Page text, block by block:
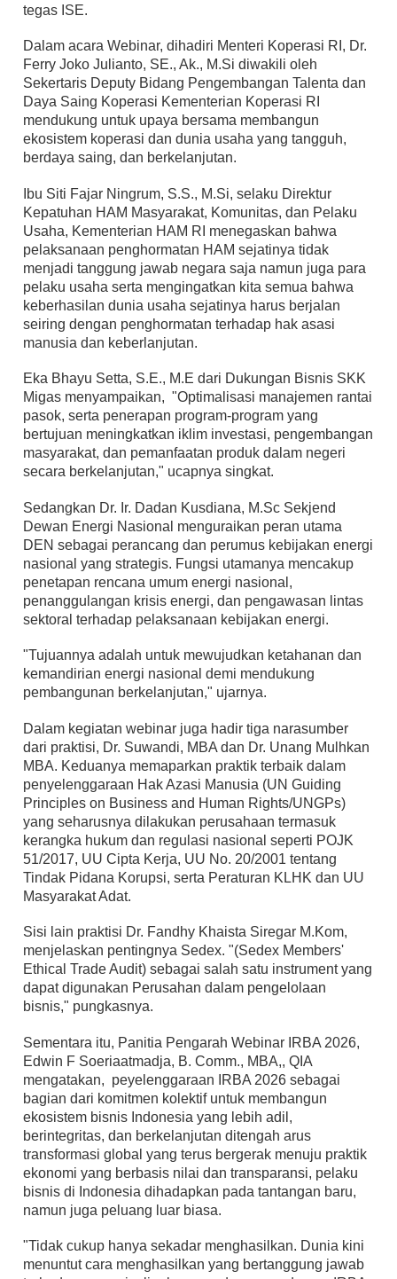
tegas ISE.
Dalam acara Webinar, dihadiri Menteri Koperasi RI, Dr.
Ferry Joko Julianto, SE., Ak., M.Si diwakili oleh
Sekertaris Deputy Bidang Pengembangan Talenta dan
Daya Saing Koperasi Kementerian Koperasi RI
mendukung untuk upaya bersama membangun
ekosistem koperasi dan dunia usaha yang tangguh,
berdaya saing, dan berkelanjutan.
Ibu Siti Fajar Ningrum, S.S., M.Si, selaku Direktur
Kepatuhan HAM Masyarakat, Komunitas, dan Pelaku
Usaha, Kementerian HAM RI menegaskan bahwa
pelaksanaan penghormatan HAM sejatinya tidak
menjadi tanggung jawab negara saja namun juga para
pelaku usaha serta mengingatkan kita semua bahwa
keberhasilan dunia usaha sejatinya harus berjalan
seiring dengan penghormatan terhadap hak asasi
manusia dan keberlanjutan.
Eka Bhayu Setta, S.E., M.E dari Dukungan Bisnis SKK
Migas menyampaikan, "Optimalisasi manajemen rantai
pasok, serta penerapan program-program yang
bertujuan meningkatkan iklim investasi, pengembangan
masyarakat, dan pemanfaatan produk dalam negeri
secara berkelanjutan," ucapnya singkat.
Sedangkan Dr. Ir. Dadan Kusdiana, M.Sc Sekjend
Dewan Energi Nasional menguraikan peran utama
DEN sebagai perancang dan perumus kebijakan energi
nasional yang strategis. Fungsi utamanya mencakup
penetapan rencana umum energi nasional,
penanggulangan krisis energi, dan pengawasan lintas
sektoral terhadap pelaksanaan kebijakan energi.
"Tujuannya adalah untuk mewujudkan ketahanan dan
kemandirian energi nasional demi mendukung
pembangunan berkelanjutan," ujarnya.
Dalam kegiatan webinar juga hadir tiga narasumber
dari praktisi, Dr. Suwandi, MBA dan Dr. Unang Mulhkan
MBA. Keduanya memaparkan praktik terbaik dalam
penyelenggaraan Hak Azasi Manusia (UN Guiding
Principles on Business and Human Rights/UNGPs)
yang seharusnya dilakukan perusahaan termasuk
kerangka hukum dan regulasi nasional seperti POJK
51/2017, UU Cipta Kerja, UU No. 20/2001 tentang
Tindak Pidana Korupsi, serta Peraturan KLHK dan UU
Masyarakat Adat.
Sisi lain praktisi Dr. Fandhy Khaista Siregar M.Kom,
menjelaskan pentingnya Sedex. "(Sedex Members'
Ethical Trade Audit) sebagai salah satu instrument yang
dapat digunakan Perusahan dalam pengelolaan
bisnis," pungkasnya.
Sementara itu, Panitia Pengarah Webinar IRBA 2026,
Edwin F Soeriaatmadja, B. Comm., MBA,, QIA
mengatakan, peyelenggaraan IRBA 2026 sebagai
bagian dari komitmen kolektif untuk membangun
ekosistem bisnis Indonesia yang lebih adil,
berintegritas, dan berkelanjutan ditengah arus
transformasi global yang terus bergerak menuju praktik
ekonomi yang berbasis nilai dan transparansi, pelaku
bisnis di Indonesia dihadapkan pada tantangan baru,
namun juga peluang luar biasa.
"Tidak cukup hanya sekadar menghasilkan. Dunia kini
menuntut cara menghasilkan yang bertanggung jawab